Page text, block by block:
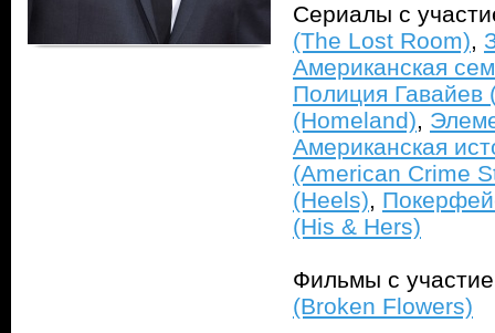
Сериалы с
(The Lost Room),
Американская
Полиция Гавайев
(Homeland),
Американская
(American Crime
(Heels),
(His & Hers)
Фильмы с
(Broken Flowers)